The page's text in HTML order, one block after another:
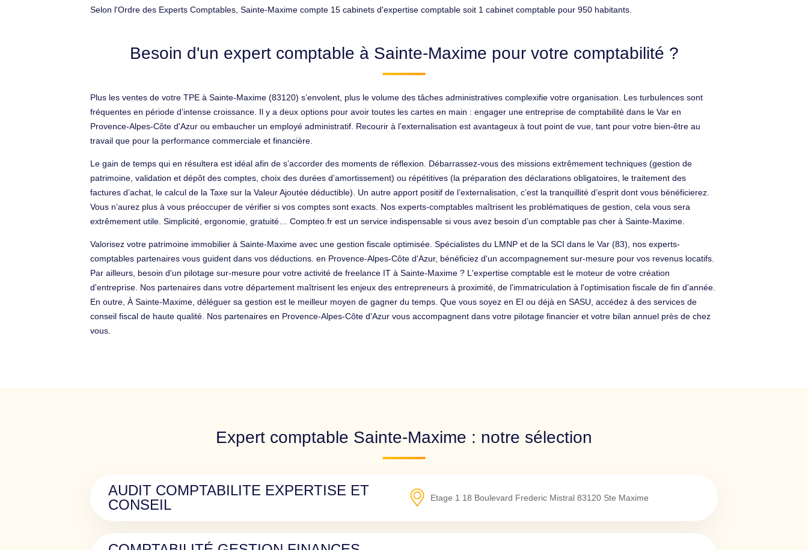
Selon l'Ordre des Experts Comptables, Sainte-Maxime compte 15 cabinets d'expertise comptable soit 1 cabinet comptable pour 950 habitants.
Besoin d'un expert comptable à Sainte-Maxime pour votre comptabilité ?
Plus les ventes de votre TPE à Sainte-Maxime (83120) s’envolent, plus le volume des tâches administratives complexifie votre organisation. Les turbulences sont
fréquentes en période d’intense croissance. Il y a deux options pour avoir toutes les cartes en main : engager une entreprise de comptabilité dans le Var en
Provence-Alpes-Côte d'Azur ou embaucher un employé administratif. Recourir à l’externalisation est avantageux à tout point de vue, tant pour votre bien-être au
travail que pour la performance commerciale et financière.
Le gain de temps qui en résultera est idéal afin de s’accorder des moments de réflexion. Débarrassez-vous des missions extrêmement techniques (gestion de
patrimoine, validation et dépôt des comptes, choix des durées d’amortissement) ou répétitives (la préparation des déclarations obligatoires, le traitement des
factures d’achat, le calcul de la Taxe sur la Valeur Ajoutée déductible). Un autre apport positif de l’externalisation, c’est la tranquillité d’esprit dont vous bénéficierez.
Vous n’aurez plus à vous préoccuper de vérifier si vos comptes sont exacts. Nos experts-comptables maîtrisent les problématiques de gestion, cela vous sera
extrêmement utile. Simplicité, ergonomie, gratuité… Compteo.fr est un service indispensable si vous avez besoin d’un comptable pas cher à Sainte-Maxime.
Valorisez votre patrimoine immobilier à Sainte-Maxime avec une gestion fiscale optimisée. Spécialistes du LMNP et de la SCI dans le Var (83), nos experts-
comptables partenaires vous guident dans vos déductions. en Provence-Alpes-Côte d'Azur, bénéficiez d'un accompagnement sur-mesure pour vos revenus locatifs.
Par ailleurs, besoin d'un pilotage sur-mesure pour votre activité de freelance IT à Sainte-Maxime ? L'expertise comptable est le moteur de votre création
d'entreprise. Nos partenaires dans votre département maîtrisent les enjeux des entrepreneurs à proximité, de l'immatriculation à l'optimisation fiscale de fin d'année.
En outre, À Sainte-Maxime, déléguer sa gestion est le meilleur moyen de gagner du temps. Que vous soyez en EI ou déjà en SASU, accédez à des services de
conseil fiscal de haute qualité. Nos partenaires en Provence-Alpes-Côte d'Azur vous accompagnent dans votre pilotage financier et votre bilan annuel près de chez
vous.
Expert comptable Sainte-Maxime : notre sélection
AUDIT COMPTABILITE EXPERTISE ET
CONSEIL
Etage 1 18 Boulevard Frederic Mistral 83120 Ste Maxime